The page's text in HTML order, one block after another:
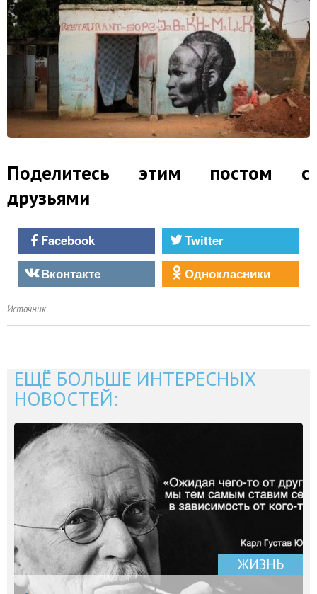
Поделитесь этим постом с
друзьями
Facebook
Twitter
Вконтакте
Однокласники
Источник
ЕЩЁ БОЛЬШЕ ИНТЕРЕСНЫХ
НОВОСТЕЙ:
ЖИЗНЬ